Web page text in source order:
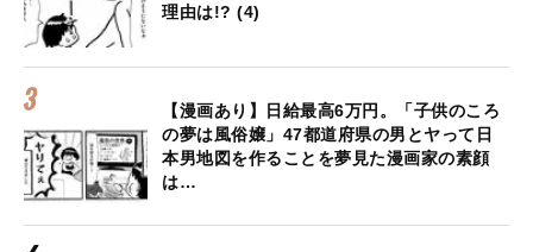
理由は!? (4)
【漫画あり】日給最高6万円。「子供のころ
の夢は風俗嬢」47都道府県の男とヤって日
本男地図を作ることを夢見た漫画家の素顔
は…